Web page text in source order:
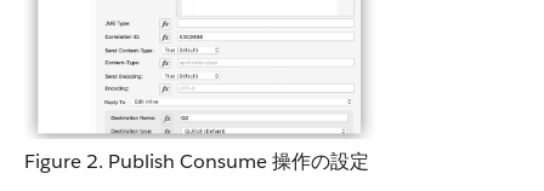
Figure 2. Publish Consume 操作の設定